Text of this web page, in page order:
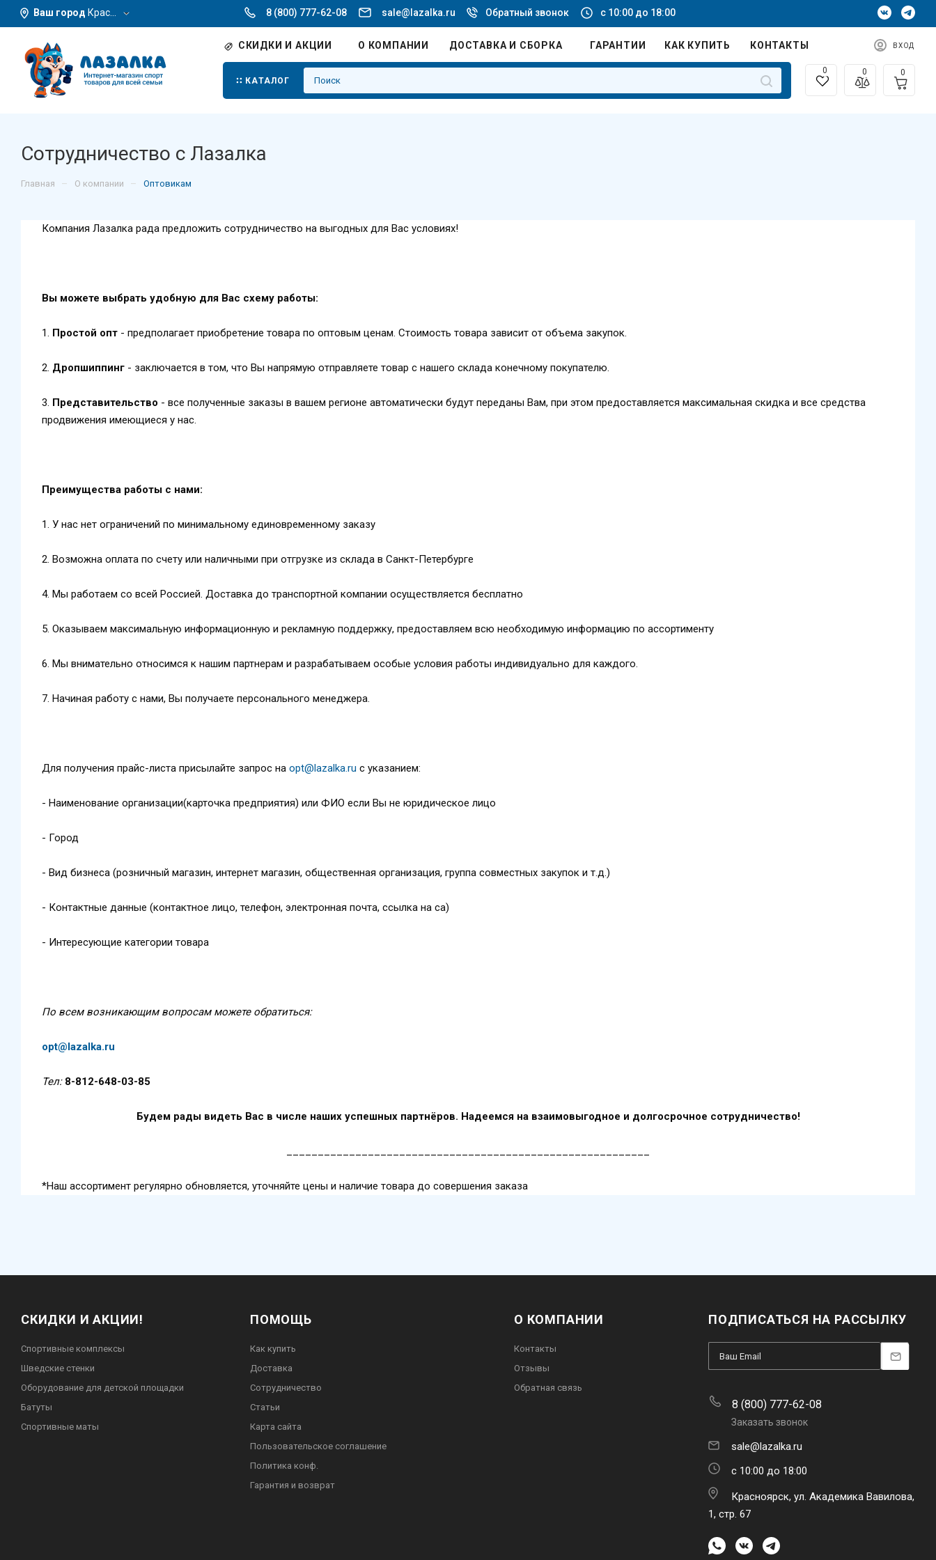
Ваш город Красноярск 8 (800) 777-62-08 sale@lazalka.ru Обратный звонок с 10:00 до 18:00
СКИДКИ И АКЦИИ О КОМПАНИИ ДОСТАВКА И СБОРКА ГАРАНТИИ КАК КУПИТЬ КОНТАКТЫ ВХОД
КАТАЛОГ
0 0 0
Сотрудничество с Лазалка
Главная – О компании – Оптовикам
Компания Лазалка рада предложить сотрудничество на выгодных для Вас условиях!
Вы можете выбрать удобную для Вас схему работы:
1.​ Простой опт - предполагает приобретение товара по оптовым ценам. Стоимость товара зависит от объема закупок.
2.​ Дропшиппинг - заключается в том, что Вы напрямую отправляете товар с нашего склада конечному покупателю.
3.​ Представительство - все полученные заказы в вашем регионе автоматически будут переданы Вам, при этом предоставляется максимальная скидка и все средства
продвижения имеющиеся у нас.
Преимущества работы с нами:
1. У нас нет ограничений по минимальному единовременному заказу
2. Возможна оплата по счету или наличными при отгрузке из склада в Санкт-Петербурге
4. Мы работаем со всей Россией. Доставка до транспортной компании осуществляется бесплатно
5. Оказываем максимальную информационную и рекламную поддержку, предоставляем всю необходимую информацию по ассортименту
6. Мы внимательно относимся к нашим партнерам и разрабатываем особые условия работы индивидуально для каждого.
7. Начиная работу с нами, Вы получаете персонального менеджера.
Для получения прайс-листа присылайте запрос на opt@lazalka.ru с указанием:
- Наименование организации(карточка предприятия) или ФИО если Вы не юридическое лицо
- Город
- Вид бизнеса (розничный магазин, интернет магазин, общественная организация, группа совместных закупок и т.д.)
- Контактные данные (контактное лицо, телефон, электронная почта, ссылка на са)
- Интересующие категории товара
По всем возникающим вопросам можете обратиться:
opt@lazalka.ru
Тел: 8-812-648-03-85
Будем рады видеть Вас в числе наших успешных партнёров. Надеемся на взаимовыгодное и долгосрочное сотрудничество!
*Наш ассортимент регулярно обновляется, уточняйте цены и наличие товара до совершения заказа
СКИДКИ И АКЦИИ!
Спортивные комплексы
Шведские стенки
Оборудование для детской площадки
Батуты
Спортивные маты
ПОМОЩЬ
Как купить
Доставка
Сотрудничество
Статьи
Карта сайта
Пользовательское соглашение
Политика конф.
Гарантия и возврат
О КОМПАНИИ
Контакты
Отзывы
Обратная связь
ПОДПИСАТЬСЯ НА РАССЫЛКУ
8 (800) 777-62-08
Заказать звонок
sale@lazalka.ru
с 10:00 до 18:00
Красноярск, ул. Академика Вавилова,
1, стр. 67